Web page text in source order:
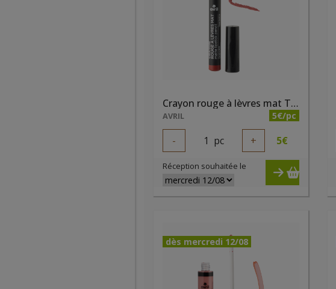
Crayon rouge à lèvres mat Terre battue bio
AVRIL 5€/pc
- 1 pc + 5€
Réception souhaitée le
dès mercredi 12/08